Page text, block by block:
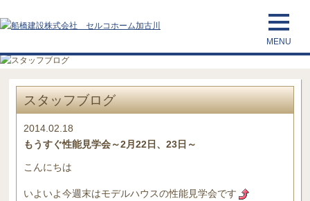
スタッフブログ
2014.02.18
もうすぐ性能見学会～2月22日、23日～
こんにちは
いよいよ今週末はモデルハウスの性能見学会です